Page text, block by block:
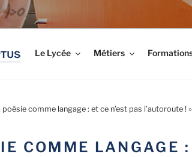
Le Lycée Métiers
poésie comme langage : et ce n’est pas l’autoroute ! »
COMME LANGAGE :